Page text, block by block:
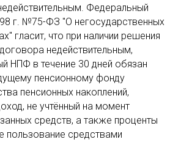
Федеральный
г. №75-ФЗ "О негосударственных
гласит, что при наличии решения
недействительным,
НПФ в течение 30 дней обязан
пенсионному фонду
пенсионных накоплений,
не учтённый на момент
средств, а также проценты
пользование средствами